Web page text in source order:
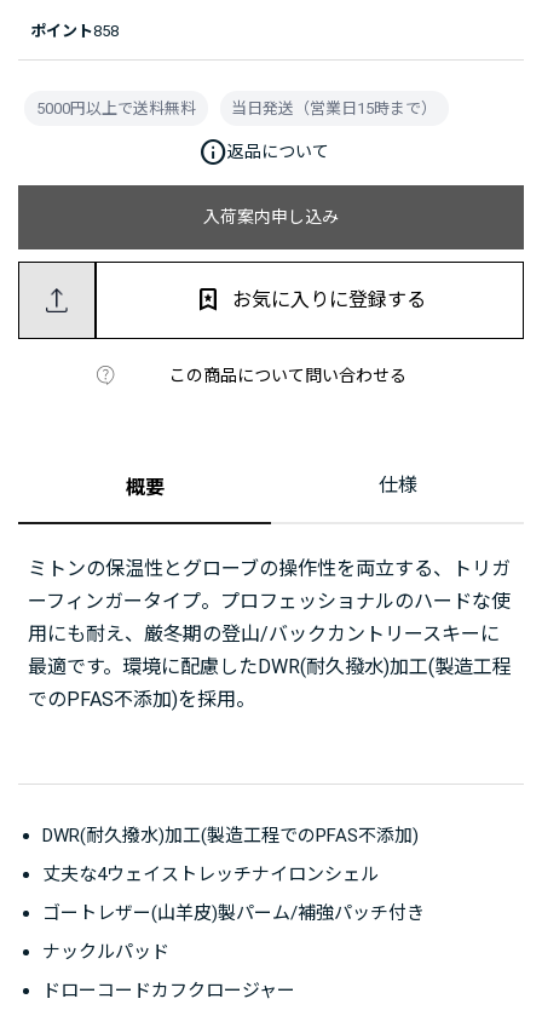
ポイント858
入荷案内申し込み
この商品について問い合わせる
お気に入りに登録する
5000円以上で送料無料 当日発送（営業日15時まで）
info返品について
概要 仕様
ミトンの保温性とグローブの操作性を両立する、トリガ
ーフィンガータイプ。プロフェッショナルのハードな使
用にも耐え、厳冬期の登山/バックカントリースキーに
最適です。環境に配慮したDWR(耐久撥水)加工(製造工程
でのPFAS不添加)を採用。
DWR(耐久撥水)加工(製造工程でのPFAS不添加)
丈夫な4ウェイストレッチナイロンシェル
ゴートレザー(山羊皮)製パーム/補強パッチ付き
ナックルパッド
ドローコードカフクロージャー